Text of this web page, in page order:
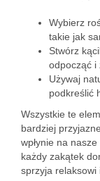
Wybierz
takie jak
Stwórz
odpocząć i
Używaj
podkreślić
Wszystkie te
bardziej
wpłynie na
każdy zakątek
sprzyja relaksowi